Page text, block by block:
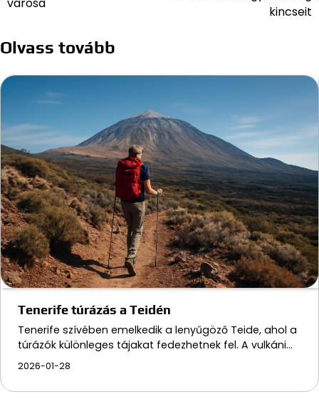
navigáció
városa
kincseit
Olvass tovább
Tenerife túrázás a Teidén
Tenerife szívében emelkedik a lenyűgöző Teide, ahol a
túrázók különleges tájakat fedezhetnek fel. A vulkáni…
2026-01-28